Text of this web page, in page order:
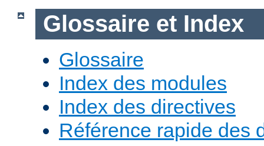
Glossaire et Index
Glossaire
Index des modules
Index des directives
Référence rapide des